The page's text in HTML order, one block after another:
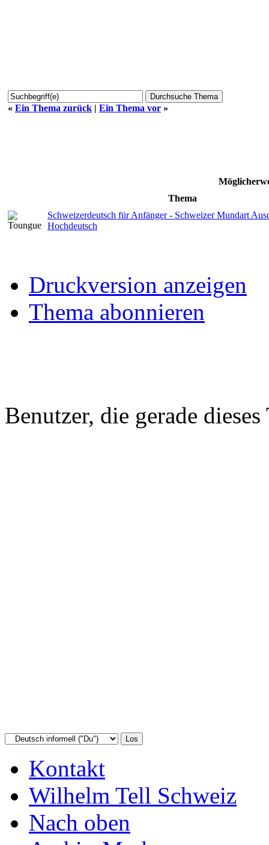
« Ein Thema zurück | Ein Thema vor »
Thema
Schweizerdeutsch für Anfänger - Schweizer Mundart
Hochdeutsch
Druckversion anzeigen
Thema abonnieren
Benutzer, die gerade
Kontakt
Wilhelm Tell Schweiz
Nach oben